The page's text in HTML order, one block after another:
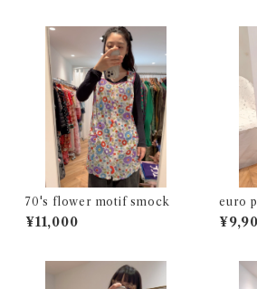
70's flower motif smock
¥11,000
euro